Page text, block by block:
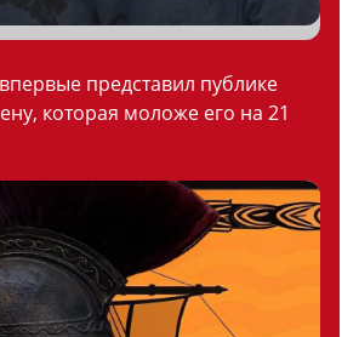
представил публике
которая моложе его на 21